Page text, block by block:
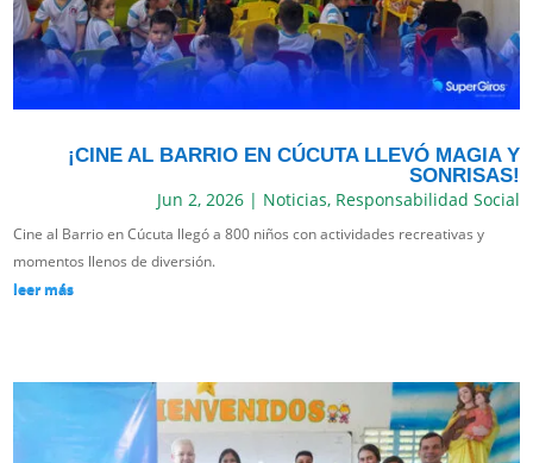
¡CINE AL BARRIO EN CÚCUTA LLEVÓ MAGIA Y
SONRISAS!
Jun 2, 2026| Noticias, Responsabilidad Social
Cine al Barrio en Cúcuta llegó a 800 niños con actividades recreativas y
momentos llenos de diversión.
leer más